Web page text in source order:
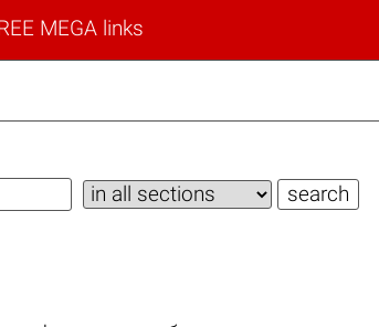
MEGA links